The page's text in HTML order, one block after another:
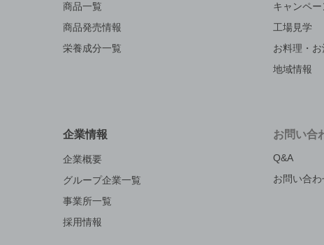
商品一覧
商品発売情報
栄養成分一覧
キャンペー
工場見学
お料理・
地域情報
企業情報
企業概要
グループ企業一覧
事業所一覧
採用情報
お問い合
Q&A
お問い合わ